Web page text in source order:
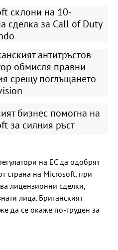
склони на 10-
сделка за Call of Duty
антитръстов
обмисля правни
срещу поглъщането
бизнес помогна на
за силния ръст
на ЕС да одобрят
страна на Microsoft, при
лицензионни сделки,
лица. Британският
да се окаже по-труден за